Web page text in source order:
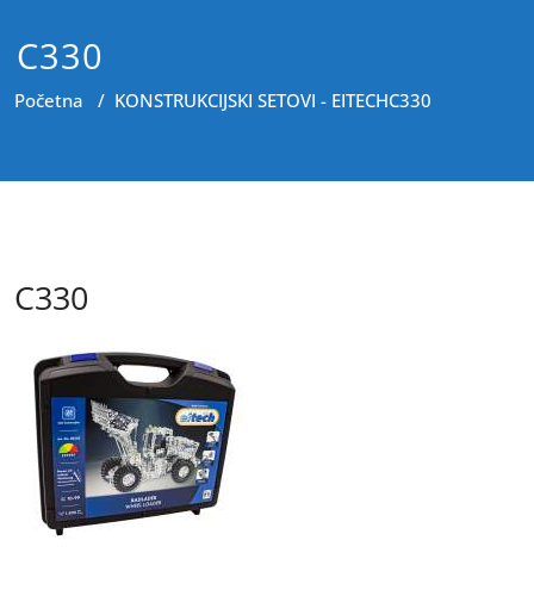
C330
Početna / KONSTRUKCIJSKI SETOVI - EITECHC330
C330